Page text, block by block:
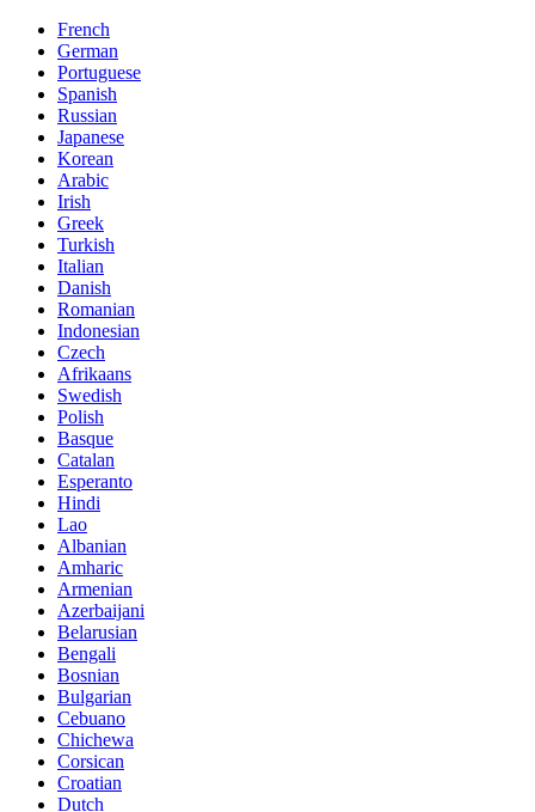
French
German
Portuguese
Spanish
Russian
Japanese
Korean
Arabic
Irish
Greek
Turkish
Italian
Danish
Romanian
Indonesian
Czech
Afrikaans
Swedish
Polish
Basque
Catalan
Esperanto
Hindi
Lao
Albanian
Amharic
Armenian
Azerbaijani
Belarusian
Bengali
Bosnian
Bulgarian
Cebuano
Chichewa
Corsican
Croatian
Dutch